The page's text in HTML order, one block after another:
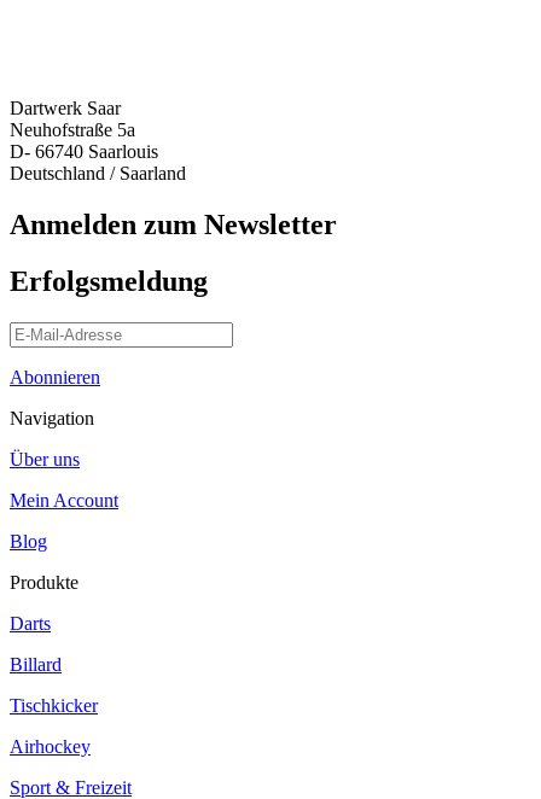
Dartwerk Saar
Neuhofstraße 5a
D- 66740 Saarlouis
Deutschland / Saarland
Anmelden zum Newsletter
Erfolgsmeldung
Abonnieren
Navigation
Über uns
Mein Account
Blog
Produkte
Darts
Billard
Tischkicker
Airhockey
Sport & Freizeit